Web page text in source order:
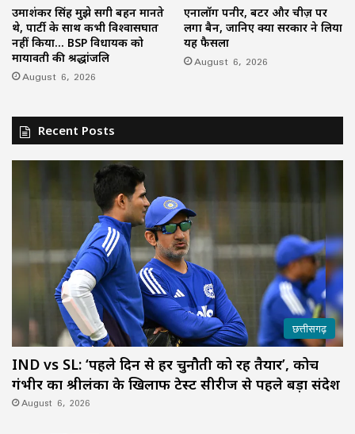
उमाशंकर सिंह मुझे सगी बहन मानते
थे, पार्टी के साथ कभी विश्वासघात
नहीं किया… BSP विधायक को
मायावती की श्रद्धांजलि
August 6, 2026
एनालॉग पनीर, बटर और चीज़ पर
लगा बैन, जानिए क्यों सरकार ने लिया
यह फैसला
August 6, 2026
Recent Posts
छत्तीसगढ़
IND vs SL: ‘पहले दिन से हर चुनौती को रहें तैयार’, कोच
गंभीर का श्रीलंका के खिलाफ टेस्ट सीरीज से पहले बड़ा संदेश
August 6, 2026